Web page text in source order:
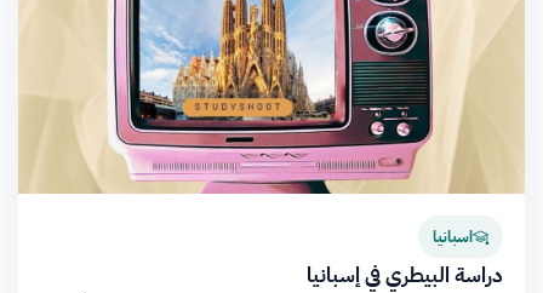
اسبانيا
دراسة البيطري في إسبانيا